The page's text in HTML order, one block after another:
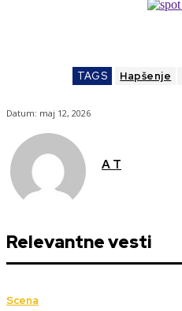
TAGS Hapšenje
Datum: maj 12, 2026
A T
Relevantne vesti
Scena